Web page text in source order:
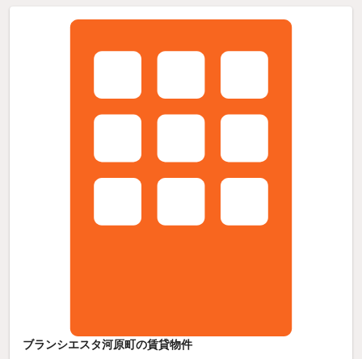
ブランシエスタ河原町の賃貸物件